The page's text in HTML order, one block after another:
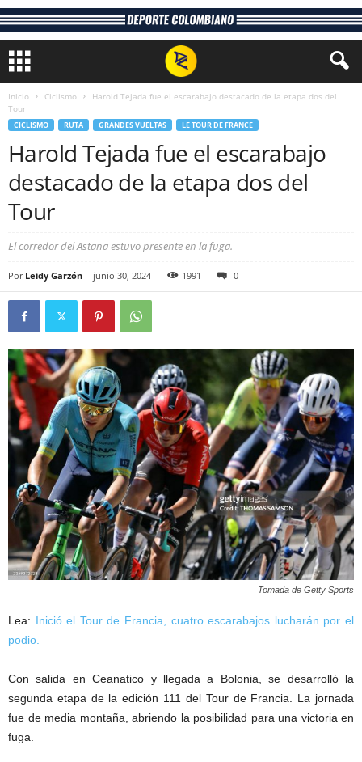
Inicio Ciclismo
Harold Tejada fue el escarabajo destacado de la etapa dos del
Tour
CICLISMO RUTA GRANDES VUELTAS LE TOUR DE FRANCE
Harold Tejada fue el escarabajo
destacado de la etapa dos del
Tour
El corredor del Astana estuvo presente en la fuga.
Por Leidy Garzón - junio 30, 2024 1991 0
Tomada de Getty Sports
Lea: Inició el Tour de Francia, cuatro escarabajos lucharán por el
podio.
Con salida en Ceanatico y llegada a Bolonia, se desarrolló la
segunda etapa de la edición 111 del Tour de Francia. La jornada
fue de media montaña, abriendo la posibilidad para una victoria en
fuga.